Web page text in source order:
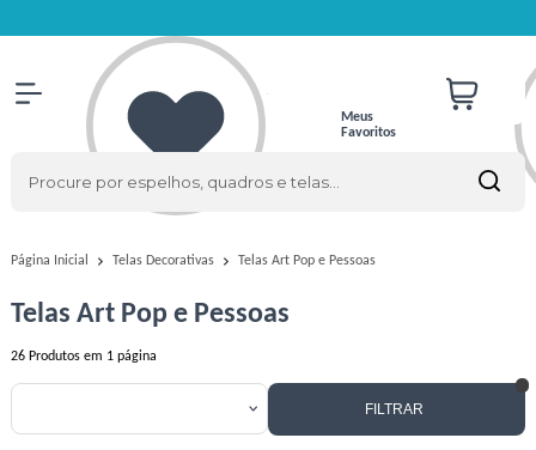
Meus
Favoritos
Página Inicial Telas Decorativas Telas Art Pop e Pessoas
Telas Art Pop e Pessoas
26 Produtos em 1 página
FILTRAR